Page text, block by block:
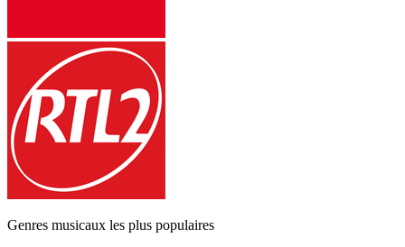
Genres musicaux les plus populaires